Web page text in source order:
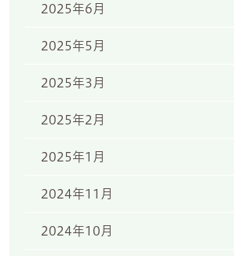
2025年6月
2025年5月
2025年3月
2025年2月
2025年1月
2024年11月
2024年10月